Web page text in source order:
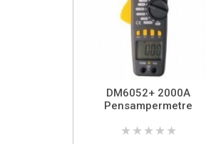
DM6052+ 2000A
Pensampermetre
★ ★ ★ ★ ★